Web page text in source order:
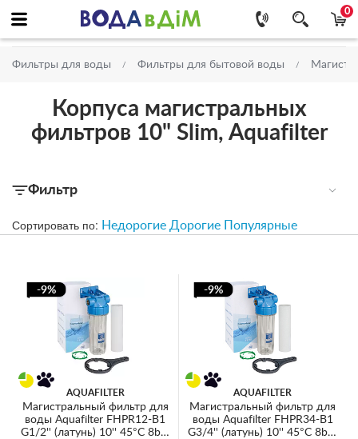
0
Фильтры для воды Фильтры для бытовой воды
Корпуса магистральных
фильтров 10" Slim, Aquafilter
Фильтр
Сортировать по: Недорогие Дорогие Популярные
-9%
AQUAFILTER
Магистральный фильтр для
воды Aquafilter FHPR12-B1
G1/2'' (латунь) 10'' 45°C 8bar
-9%
AQUAFILTER
Магистральный фильтр для
воды Aquafilter FHPR34-B1
G3/4'' (латунь) 10'' 45°C 8bar